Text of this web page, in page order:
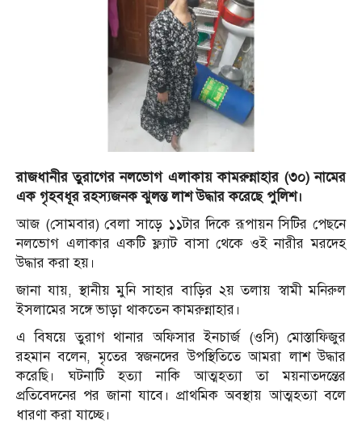
রাজধানীর তুরাগের নলভোগ এলাকায় কামরুন্নাহার (৩০) নামের
এক গৃহবধূর রহস্যজনক ঝুলন্ত লাশ উদ্ধার করেছে পুলিশ।
আজ (সোমবার)বেলা সাড়ে ১১টার দিকে রূপায়ন সিটির পেছনে
নলভোগ এলাকার একটি ফ্ল্যাট বাসা থেকে ওই নারীর মরদেহ
উদ্ধার করা হয়।
জানা যায়, স্থানীয় মুনি সাহার বাড়ির ২য় তলায় স্বামী মনিরুল
ইসলামের সঙ্গে ভাড়া থাকতেন কামরুন্নাহার।
এ বিষয়ে তুরাগ থানার অফিসার ইনচার্জ (ওসি) মোস্তাফিজুর
রহমান বলেন, মৃতের স্বজনদের উপস্থিতিতে আমরা লাশ উদ্ধার
করেছি। ঘটনাটি হত্যা নাকি
আত্মহত্যা তা
ময়নাতদন্তের
প্রতিবেদনের পর জানা যাবে। প্রাথমিক অবস্থায় আত্মহত্যা বলে
ধারণা করা যাচ্ছে।